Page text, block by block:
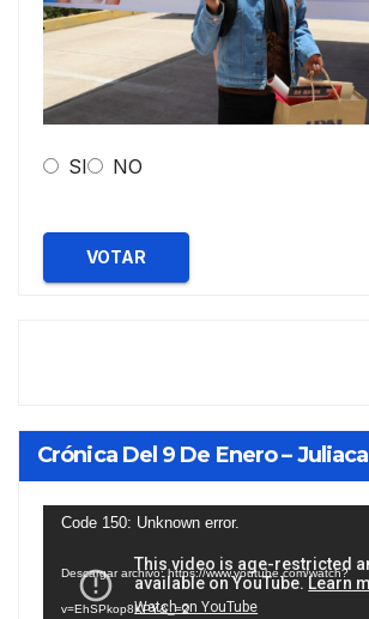
SI NO
VOTAR
Crónica Del 9 De Enero – Juliaca
Reproductor
vídeo
Code 150: Unknown error.
Descargar archivo: https://www.youtube.com/watch?
v=EhSPkop8KPY&_=2